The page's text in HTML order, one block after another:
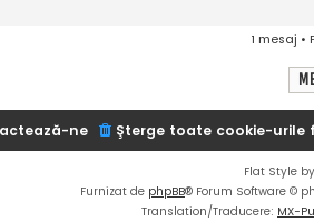
1 mesaj •
Şterge toate cookie-urile
ne
Flat Style by
Furnizat de phpBB® Forum Software ©
Translation/Traducere: MX-